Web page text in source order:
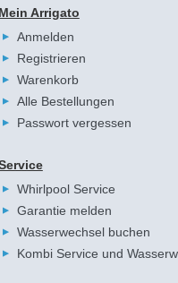
Mein Arrigato
Anmelden
Registrieren
Warenkorb
Alle Bestellungen
Passwort vergessen
Whirlpool Service
Garantie melden
Wasserwechsel buchen
Kombi Service und